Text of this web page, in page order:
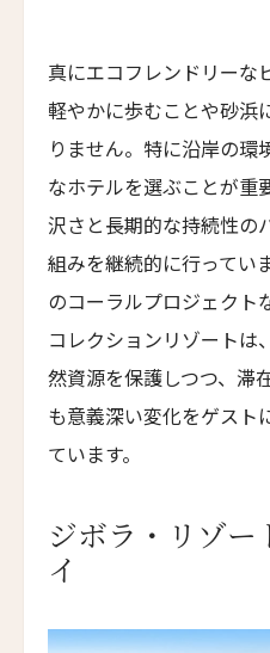
カステル・ボー・サイト
Castel Beau Site
ザ・グレース
The Grace
ムンドゥク・キャビンby
Munduk Cabins by Desa Hay
シーナ・ヴィラ・マティ
Sina Villa Matilde
ザボラ・エステート
Zabola Estate
ル・ヌメロ3・バイ・シ
トルフフス・リトリート
Torfhús Retreat
Lchang Nang Retreat
8人
9人
10人
11人
12人
13人
14人
16人
真にエコフレンドリーな
軽やかに歩むことや砂浜
りません。特に沿岸の環
なホテルを選ぶことが重
沢さと長期的な持続性の
組みを継続的に行ってい
のコーラルプロジェクト
コレクションリゾートは
然資源を保護しつつ、滞
も意義深い変化をゲスト
ています。
ジボラ・リゾー
イ